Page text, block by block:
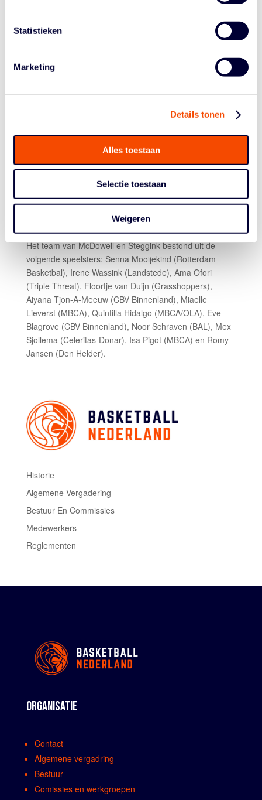
Statistieken
Marketing
Details tonen
Alles toestaan
Selectie toestaan
Weigeren
onder druk presteren. Dat is gelukt. Felicitaties aan de
Nederlandse clubs die hun talenten hebben afgestaan
aan de U15 selectie."
De Orange Lions VU15 begonnen hun toernooi met een
een 54-40 overwinning op Denemarken Wit, maar
geassisteerd door Jolly Jumpers VU20-coach Anna
Steggink. Nederland boekte z'n tweede zege op het
Spaanse Granada dat met 65-33 aan de kant werd
gezet, waarna Danish Dynamite in de laatste wedstrijd
daardoor op de vierde plaats eindigden.
Het team van McDowell en Steggink bestond uit de
volgende speelsters: Senna Mooijekind (Rotterdam
Basketbal), Irene Wassink (Landstede), Ama Ofori
(Triple Threat), Floortje van Duijn (Grasshoppers),
Aiyana Tjon-A-Meeuw (CBV Binnenland), Miaelle
Lieverst (MBCA), Quintilla Hidalgo (MBCA/OLA), Eve
Blagrove (CBV Binnenland), Noor Schraven (BAL), Mex
Sjollema (Celeritas-Donar), Isa Pigot (MBCA) en Romy
Jansen (Den Helder).
Historie
Algemene Vergadering
Bestuur En Commissies
Medewerkers
Reglementen
ORGANISATIE
Contact
Algemene vergadring
Bestuur
Comissies en werkgroepen